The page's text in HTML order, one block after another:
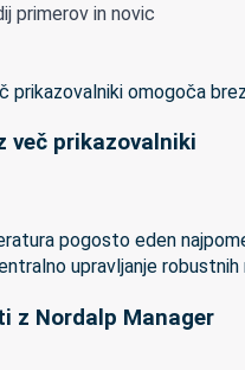
primerov in novic
več prikazovalniki
pogosto eden
z Nordalp Manager